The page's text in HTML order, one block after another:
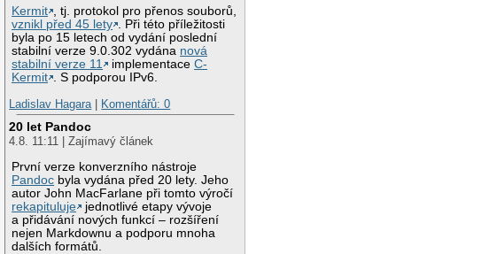
Kermit , tj. protokol pro přenos souborů,
vznikl před 45 lety . Při této příležitosti
byla po 15 letech od vydání poslední
stabilní verze 9.0.302 vydána nová
stabilní verze 11
implementaceC-
Kermit . S podporou IPv6.
Ladislav Hagara | Komentářů: 0
20 let Pandoc
4.8. 11:11 | Zajímavý článek
První verze konverzního nástroje
Pandoc byla vydána před 20 lety. Jeho
autor John MacFarlane při tomto výročí
rekapituluje
jednotlivé etapy vývoje
a přidávání nových funkcí – rozšíření
nejen Markdownu a podporu mnoha
dalších formátů.